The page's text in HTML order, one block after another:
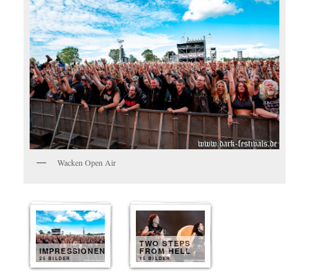
Wacken Open Air
IMPRESSIONEN
25 BILDER
TWO STEPS
FROM HELL
15 BILDER